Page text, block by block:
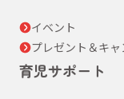
イベント
プレゼント＆キャ
育児サポート